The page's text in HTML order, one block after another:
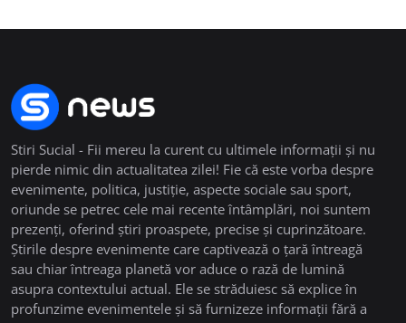
Stiri Sucial - Fii mereu la curent cu ultimele informații și nu
pierde nimic din actualitatea zilei! Fie că este vorba despre
evenimente, politica, justiție, aspecte sociale sau sport,
oriunde se petrec cele mai recente întâmplări, noi suntem
prezenți, oferind știri proaspete, precise și cuprinzătoare.
Știrile despre evenimente care captivează o țară întreagă
sau chiar întreaga planetă vor aduce o rază de lumină
asupra contextului actual. Ele se străduiesc să explice în
profunzime evenimentele și să furnizeze informații fără a